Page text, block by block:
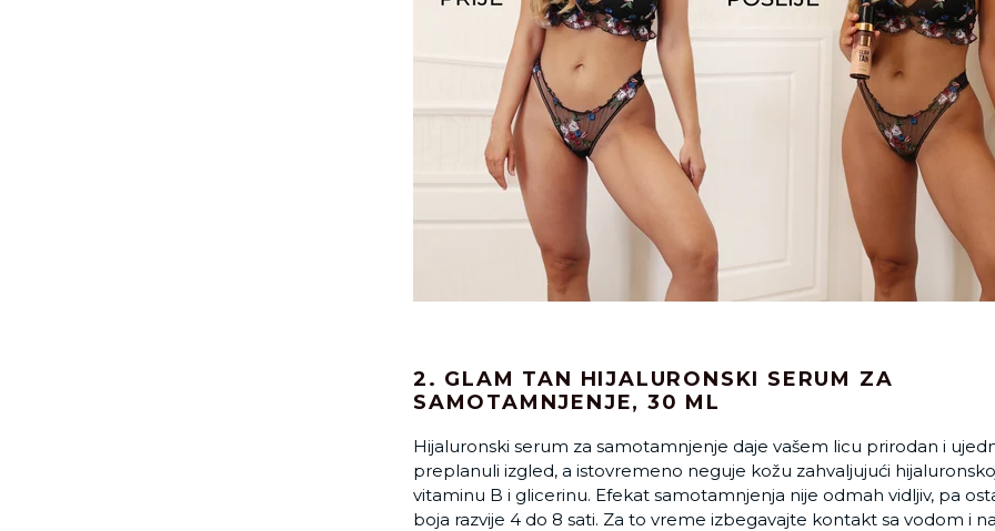
2. GLAM TAN HIJALURONSKI SERUM ZA
SAMOTAMNJENJE, 30 ML
Hijaluronski serum za samotamnjenje daje vašem licu prirodan i
preplanuli izgled, a istovremeno neguje kožu zahvaljujući
vitaminu B i glicerinu. Efekat samotamnjenja nije odmah vidljiv, pa
boja razvije 4 do 8 sati. Za to vreme izbegavajte kontakt sa vodom i